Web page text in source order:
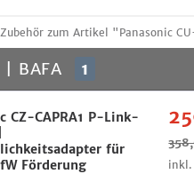
zum Artikel "Panasonic
BAFA 1
CZ-CAPRA1 P-Link-
für
Förderung